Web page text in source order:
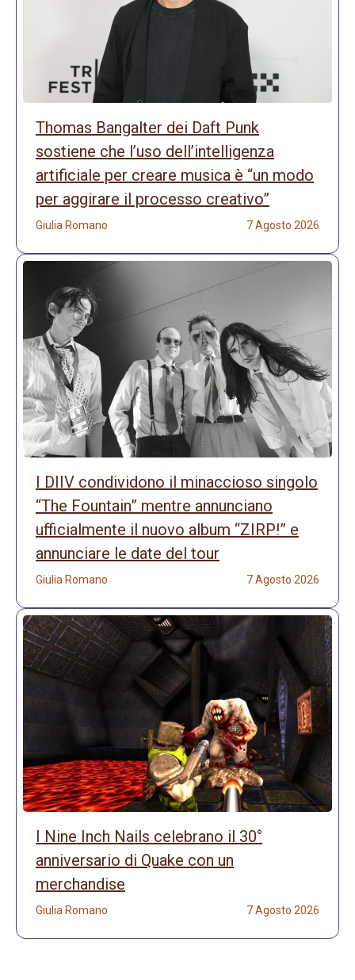
Thomas Bangalter dei Daft Punk
sostiene che l’uso dell’intelligenza
artificiale per creare musica è “un modo
per aggirare il processo creativo”
Giulia Romano 7 Agosto 2026
I DIIV condividono il minaccioso singolo
“The Fountain” mentre annunciano
ufficialmente il nuovo album “ZIRP!” e
annunciare le date del tour
Giulia Romano 7 Agosto 2026
I Nine Inch Nails celebrano il 30°
anniversario di Quake con un
merchandise
Giulia Romano 7 Agosto 2026